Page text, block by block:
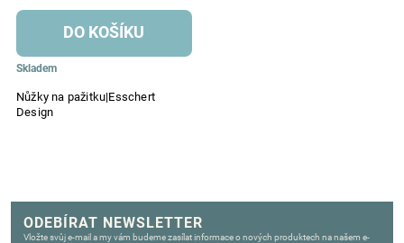
Nůžky na pažitku|Esschert
Design
Skladem
DO KOŠÍKU
ODEBÍRAT NEWSLETTER
Vložte svůj e-mail a my vám budeme zasílat informace o nových produktech na našem e-